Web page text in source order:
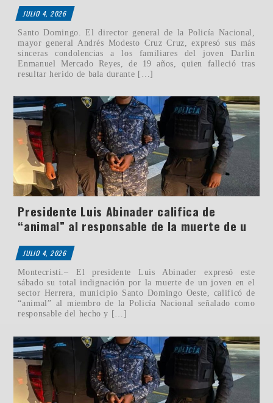
JULIO 4, 2026
Santo Domingo. El director general de la Policía Nacional,
mayor general Andrés Modesto Cruz Cruz, expresó sus más
sinceras condolencias a los familiares del joven Darlin
Enmanuel Mercado Reyes, de 19 años, quien falleció tras
resultar herido de bala durante […]
Presidente Luis Abinader califica de
“animal” al responsable de la muerte de u
JULIO 4, 2026
Montecristi.– El presidente Luis Abinader expresó este
sábado su total indignación por la muerte de un joven en el
sector Herrera, municipio Santo Domingo Oeste, calificó de
“animal” al miembro de la Policía Nacional señalado como
responsable del hecho y […]